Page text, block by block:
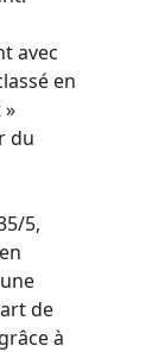
avec
en
»
du
5,
de
à